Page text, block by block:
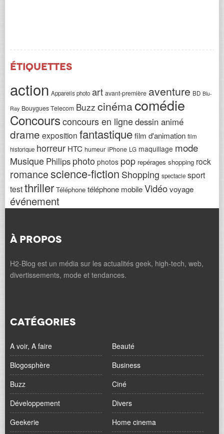
Étiquettes
action Appareils photo art avant-première aventure BD Blu-
Ray Bouygues Telecom Buzz cinémacomédie
Concoursconcours en lignedessin animé
drame exposition fantastiquefilm d'animation film
historique horreur HTC humeur iPhone LG maquillage mode
Musique Philips photo photos pop repérages shopping rock
romancescience-fiction Shopping spectacle sport
testthriller Téléphone téléphone mobileVidéovoyage
événement
À PROPOS
H2-Blog est un média sur les actualités geek, high-tech, web,
divertissements, mode et tendances.
CATÉGORIES
A voir, A faire
Beauté
Blogosphère
Business
Buzz
Ciné
Développement
Divers
Geekerie
Home cinema